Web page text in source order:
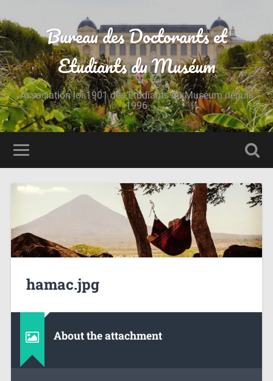
Bureau des Doctorants et
Etudiants du Muséum
Association loi 1901 des Étudiants du Muséum depuis
1996
hamac.jpg
About the attachment